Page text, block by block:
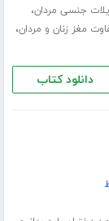
جنسی مردان،
مغز زنان و مردان،
دانلود کتاب